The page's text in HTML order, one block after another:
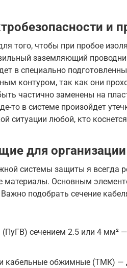
и
того, чтобы при пробое
заземляющий
в специально
контуром, так как они
частично заменены на
то в системе произойдет
ситуации любой, кто
для организации
системы защиты я всегда
материалы. Основным
подобрать сечение
(ПуГВ) сечением 2.5 или 4 мм²
кабельные обжимные (ТМК) —